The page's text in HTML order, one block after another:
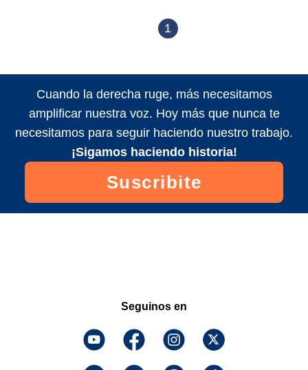
1
Cuando la derecha ruge, más necesitamos
amplificar nuestra voz. Hoy más que nunca te
necesitamos para seguir haciendo nuestro trabajo.
¡Sigamos haciendo historia!
Suscribite
Seguinos en